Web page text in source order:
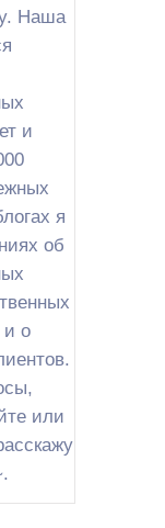
Наша
и
я
об
и о
или